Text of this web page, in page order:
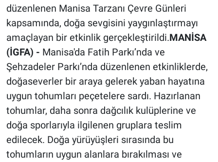
düzenlenen Manisa Tarzanı Çevre Günleri
kapsamında, doğa sevgisini yaygınlaştırmayı
amaçlayan bir etkinlik gerçekleştirildi.MANİSA
(İGFA) - Manisa'da Fatih Parkı’nda ve
Şehzadeler Parkı’nda düzenlenen etkinliklerde,
doğaseverler bir araya gelerek yaban hayatına
uygun tohumları peçetelere sardı. Hazırlanan
tohumlar, daha sonra dağcılık kulüplerine ve
doğa sporlarıyla ilgilenen gruplara teslim
edilecek. Doğa yürüyüşleri sırasında bu
tohumların uygun alanlara bırakılması ve